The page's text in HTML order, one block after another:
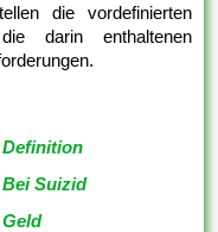
die vordefinierten
darin enthaltenen
Suizid